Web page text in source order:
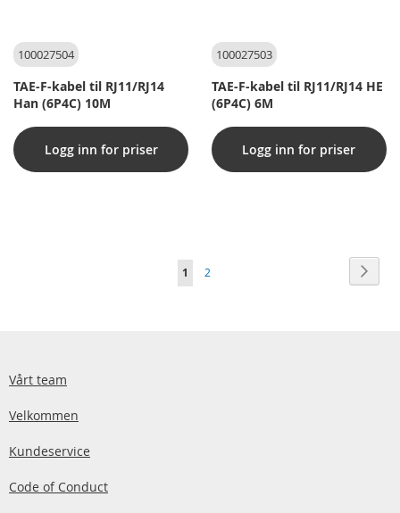
100027504
TAE-F-kabel til RJ11/RJ14
Han (6P4C) 10M
Logg inn for priser
100027503
TAE-F-kabel til RJ11/RJ14 HE
(6P4C) 6M
Logg inn for priser
You're
1 Side
2
Vårt team
Velkommen
Kundeservice
Code of Conduct